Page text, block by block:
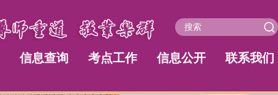
信息查询 考点工作 信息公开 联系我们